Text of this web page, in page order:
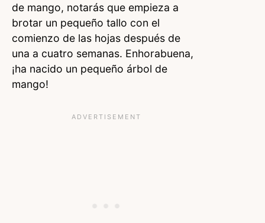
de mango, notarás que empieza a
brotar un pequeño tallo con el
comienzo de las hojas después de
una a cuatro semanas. Enhorabuena,
¡ha nacido un pequeño árbol de
mango!